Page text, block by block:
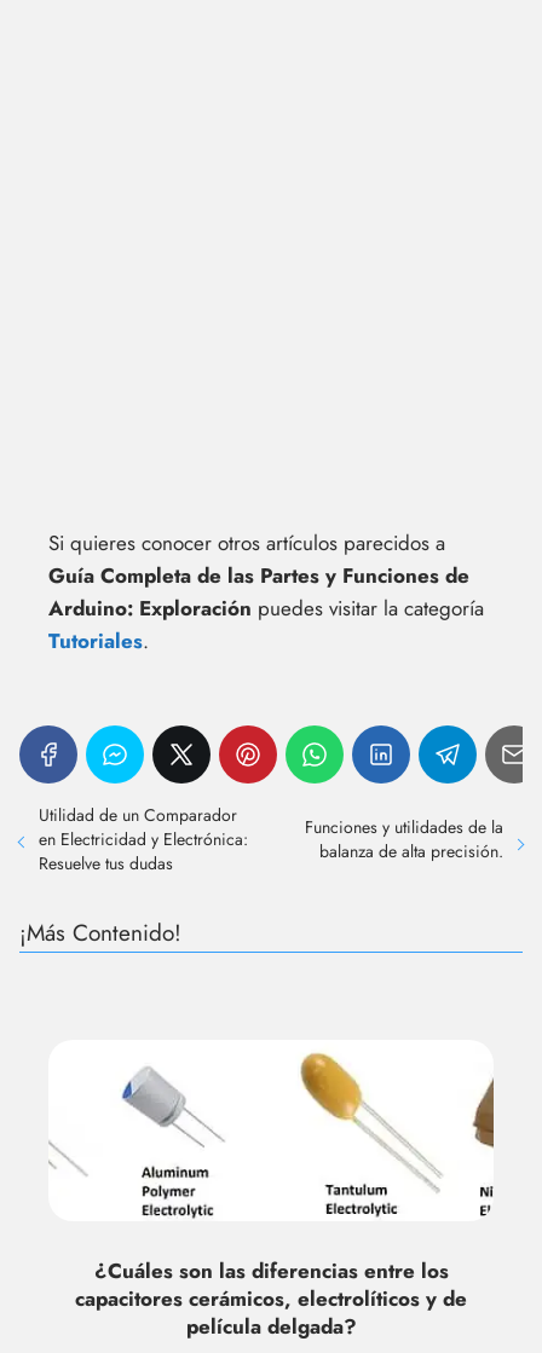
Si quieres conocer otros artículos parecidos a
Guía Completa de las Partes y Funciones de
Arduino: Exploración puedes visitar la categoría
Tutoriales.
Utilidad de un Comparador
en Electricidad y Electrónica:
Resuelve tus dudas
Funciones y utilidades de la
balanza de alta precisión.
¡Más Contenido!
¿Cuáles son las diferencias entre los
capacitores cerámicos, electrolíticos y de
película delgada?